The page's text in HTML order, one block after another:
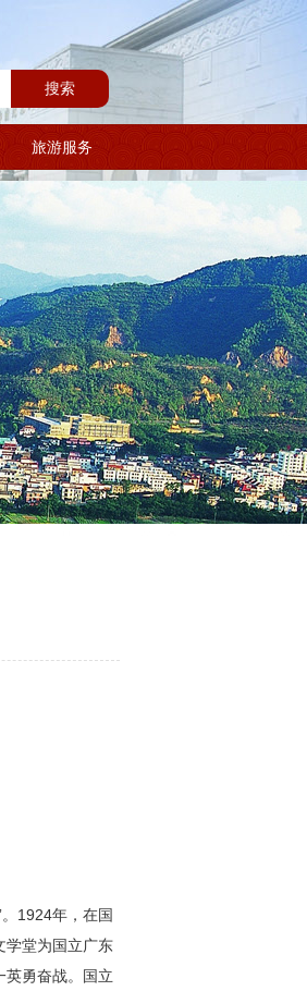
搜索
旅游服务
1924年，在国
学堂为国立广东
英勇奋战。国立